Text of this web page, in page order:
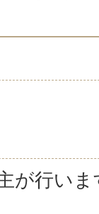
が行いま